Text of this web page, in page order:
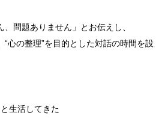
問題ありません」とお伝えし、
心の整理”を目的とした対話の時間を設
生活してきた